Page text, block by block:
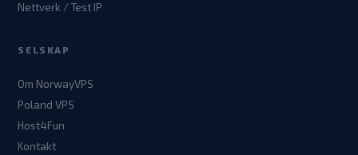
Nettverk / Test IP
SELSKAP
Om NorwayVPS
Poland VPS
Host4Fun
Kontakt